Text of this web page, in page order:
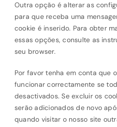
Outra opção é alterar as
para que receba uma
cookie é inserido. Para obter
essas opções, consulte as
seu browser.
Por favor tenha em conta que
funcionar correctamente se
desactivados. Se excluir os
serão adicionados de novo
quando visitar o nosso site